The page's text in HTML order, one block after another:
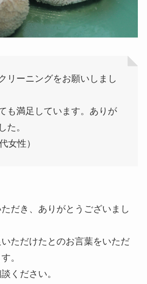
リーニングをお願いしまし
も満足しています。ありが
た。
女性）
だき、ありがとうございまし
ただけたとのお言葉をいただ
。
ください。